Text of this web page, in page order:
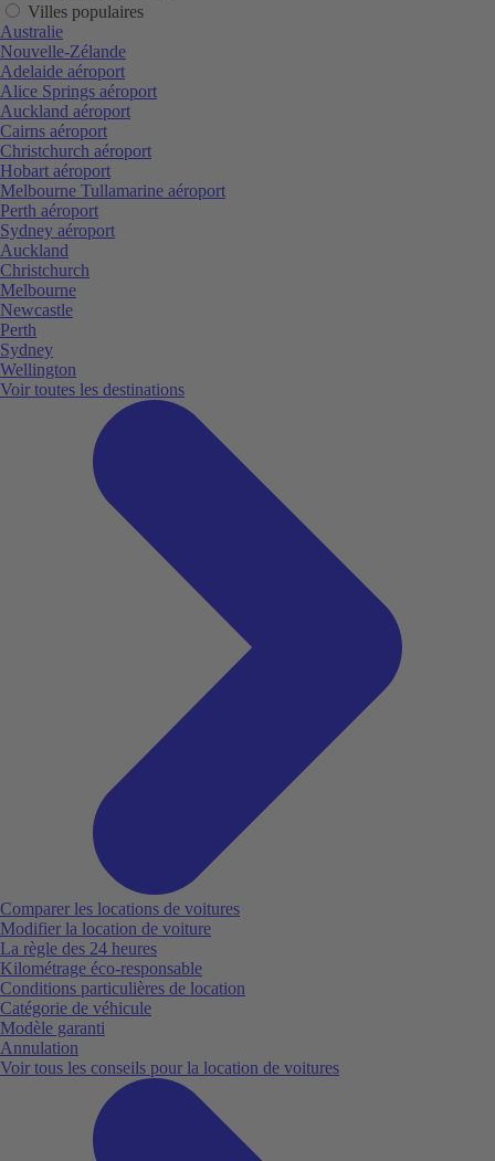
Villes populaires
Australie
Nouvelle-Zélande
Adelaide aéroport
Alice Springs aéroport
Auckland aéroport
Cairns aéroport
Christchurch aéroport
Hobart aéroport
Melbourne Tullamarine aéroport
Perth aéroport
Sydney aéroport
Auckland
Christchurch
Melbourne
Newcastle
Perth
Sydney
Wellington
Voir toutes les destinations
Comparer les locations de voitures
Modifier la location de voiture
La règle des 24 heures
Kilométrage éco-responsable
Conditions particulières de location
Catégorie de véhicule
Modèle garanti
Annulation
Voir tous les conseils pour la location de voitures